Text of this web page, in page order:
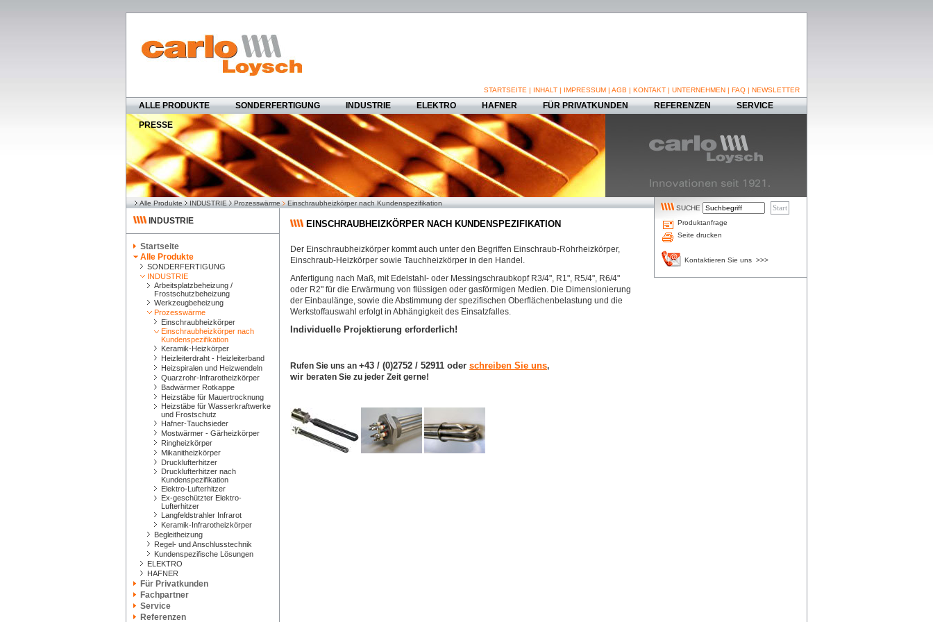
STARTSEITE | INHALT | IMPRESSUM | AGB | KONTAKT | UNTERNEHMEN | FAQ | NEWSLETTER
ALLE PRODUKTE SONDERFERTIGUNG INDUSTRIE ELEKTRO HAFNER FÜR PRIVATKUNDEN REFERENZEN
SERVICE
PRESSE
Alle Produkte INDUSTRIE Prozesswärme Einschraubheizkörper nach Kundenspezifikation
INDUSTRIE
Startseite
Alle Produkte
SONDERFERTIGUNG
INDUSTRIE
Arbeitsplatzbeheizung /
Frostschutzbeheizung
Werkzeugbeheizung
Prozesswärme
Einschraubheizkörper
Einschraubheizkörper nach
Kundenspezifikation
Keramik-Heizkörper
Heizleiterdraht - Heizleiterband
Heizspiralen und Heizwendeln
Quarzrohr-Infrarotheizkörper
Badwärmer Rotkappe
Heizstäbe für Mauertrocknung
Heizstäbe für Wasserkraftwerke
und Frostschutz
Hafner-Tauchsieder
Mostwärmer - Gärheizkörper
Ringheizkörper
Mikanitheizkörper
Drucklufterhitzer
Drucklufterhitzer nach
Kundenspezifikation
Elektro-Lufterhitzer
Ex-geschützter Elektro-
Lufterhitzer
Langfeldstrahler Infrarot
Keramik-Infrarotheizkörper
Begleitheizung
Regel- und Anschlusstechnik
Kundenspezifische Lösungen
ELEKTRO
HAFNER
Für Privatkunden
Fachpartner
Service
Referenzen
EINSCHRAUBHEIZKÖRPER NACH KUNDENSPEZIFIKATION
Der Einschraubheizkörper kommt auch unter den Begriffen Einschraub-Rohrheizkörper,
Einschraub-Heizkörper sowie Tauchheizkörper in den Handel.
Anfertigung nach Maß, mit Edelstahl- oder Messingschraubkopf R3/4", R1", R5/4", R6/4"
oder R2" für die Erwärmung von flüssigen oder gasförmigen Medien. Die Dimensionierung
der Einbaulänge, sowie die Abstimmung der spezifischen Oberflächenbelastung und die
Werkstoffauswahl erfolgt in Abhängigkeit des Einsatzfalles.
Individuelle Projektierung erforderlich!
Rufen Sie uns an +43 / (0)2752 / 52911 oder schreiben Sie uns,
wir beraten Sie zu jeder Zeit gerne!
SUCHE
Produktanfrage
Seite drucken
Kontaktieren Sie uns >>>